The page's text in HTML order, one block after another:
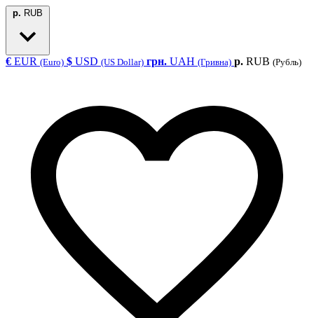
р. RUB
€ EUR (Euro) $ USD (US Dollar) грн. UAH (Гривна) р. RUB (Рубль)